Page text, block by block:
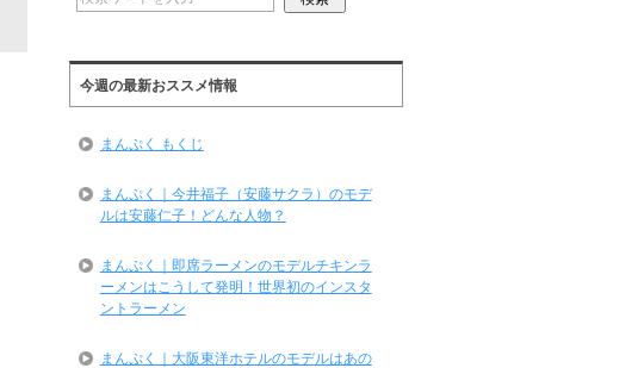
今週の最新おススメ情報
まんぷく もくじ
まんぷく｜今井福子（安藤サクラ）のモデ
ルは安藤仁子！どんな人物？
まんぷく｜即席ラーメンのモデルチキンラ
ーメンはこうして発明！世界初のインスタ
ントラーメン
まんぷく｜大阪東洋ホテルのモデルはあの